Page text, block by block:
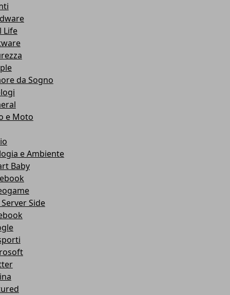
Life
da Sogno
e Moto
e Ambiente
Baby
Side